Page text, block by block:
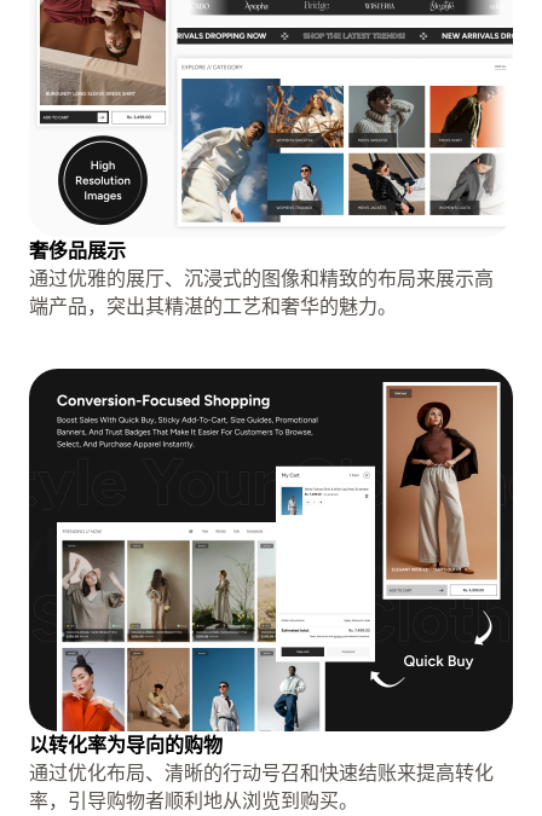
奢侈品展示
通过优雅的展厅、沉浸式的图像和精致的布局来展示高
端产品，突出其精湛的工艺和奢华的魅力。
以转化率为导向的购物
通过优化布局、清晰的行动号召和快速结账来提高转化
率，引导购物者顺利地从浏览到购买。